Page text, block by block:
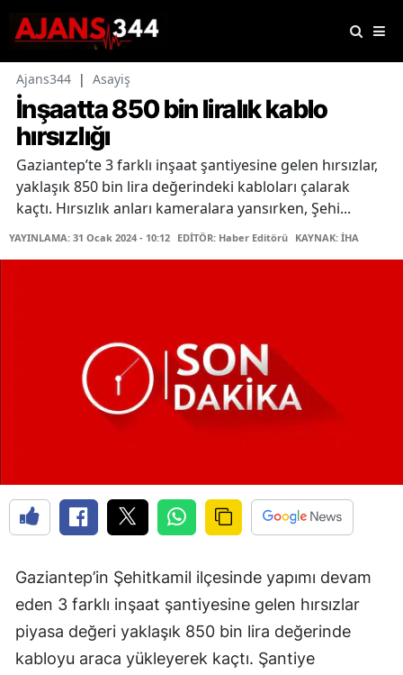
Ajans344 | Asayiş
İnşaatta 850 bin liralık kablo
hırsızlığı
Gaziantep’te 3 farklı inşaat şantiyesine gelen hırsızlar,
yaklaşık 850 bin lira değerindeki kabloları çalarak
kaçtı. Hırsızlık anları kameralara yansırken, Şehi...
YAYINLAMA: 31 Ocak 2024 - 10:12 EDİTÖR: Haber Editörü KAYNAK: İHA
Gaziantep’in Şehitkamil ilçesinde yapımı devam
eden 3 farklı inşaat şantiyesine gelen hırsızlar
piyasa değeri yaklaşık 850 bin lira değerinde
kabloyu araca yükleyerek kaçtı. Şantiye